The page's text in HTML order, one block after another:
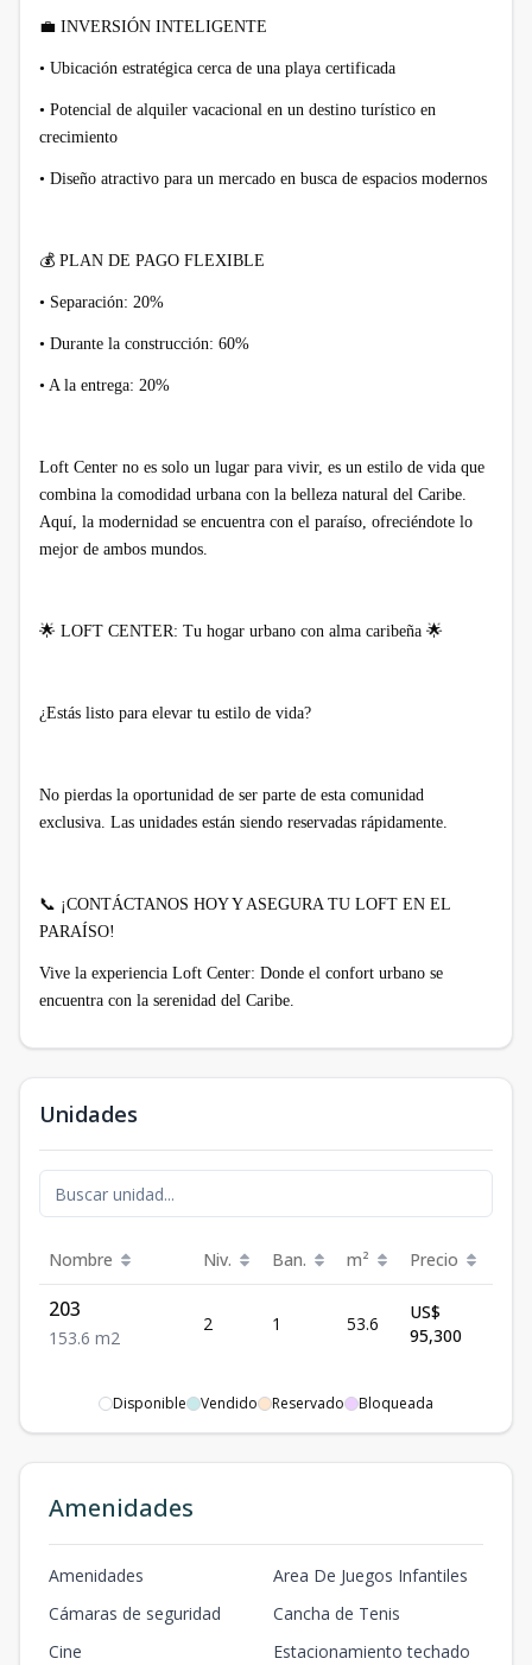
💼 INVERSIÓN INTELIGENTE
• Ubicación estratégica cerca de una playa certificada
• Potencial de alquiler vacacional en un destino turístico en
crecimiento
• Diseño atractivo para un mercado en busca de espacios modernos
💰 PLAN DE PAGO FLEXIBLE
• Separación: 20%
• Durante la construcción: 60%
• A la entrega: 20%
Loft Center no es solo un lugar para vivir, es un estilo de vida que
combina la comodidad urbana con la belleza natural del Caribe.
Aquí, la modernidad se encuentra con el paraíso, ofreciéndote lo
mejor de ambos mundos.
🌟 LOFT CENTER: Tu hogar urbano con alma caribeña 🌟
¿Estás listo para elevar tu estilo de vida?
No pierdas la oportunidad de ser parte de esta comunidad
exclusiva. Las unidades están siendo reservadas rápidamente.
📞 ¡CONTÁCTANOS HOY Y ASEGURA TU LOFT EN EL
PARAÍSO!
Vive la experiencia Loft Center: Donde el confort urbano se
encuentra con la serenidad del Caribe.
Unidades
Nombre Niv. Ban. m² Precio
203
1 53.6 m2
2 1 53.6
US$
95,300
Disponible Vendido Reservado Bloqueada
Amenidades
Amenidades
Area De Juegos Infantiles
Cámaras de seguridad
Cancha de Tenis
Cine
Estacionamiento techado